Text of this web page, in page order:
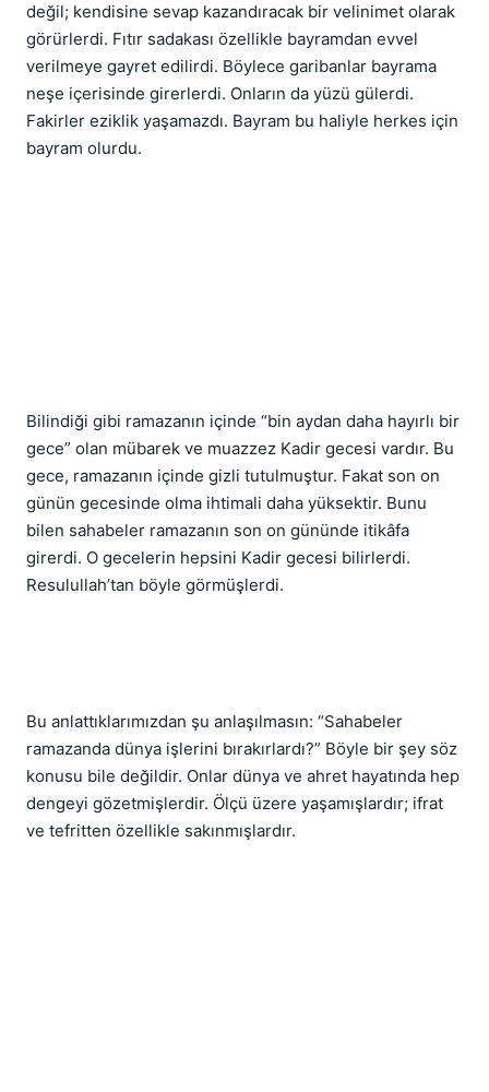
değil; kendisine sevap kazandıracak bir velinimet olarak
görürlerdi. Fıtır sadakası özellikle bayramdan evvel
verilmeye gayret edilirdi. Böylece garibanlar bayrama
neşe içerisinde girerlerdi. Onların da yüzü gülerdi.
Fakirler eziklik yaşamazdı. Bayram bu haliyle herkes için
bayram olurdu.
Bilindiği gibi ramazanın içinde “bin aydan daha hayırlı bir
gece” olan mübarek ve muazzez Kadir gecesi vardır. Bu
gece, ramazanın içinde gizli tutulmuştur. Fakat son on
günün gecesinde olma ihtimali daha yüksektir. Bunu
bilen sahabeler ramazanın son on gününde itikâfa
girerdi. O gecelerin hepsini Kadir gecesi bilirlerdi.
Resulullah’tan böyle görmüşlerdi.
Bu anlattıklarımızdan şu anlaşılmasın: “Sahabeler
ramazanda dünya işlerini bırakırlardı?” Böyle bir şey söz
konusu bile değildir. Onlar dünya ve ahret hayatında hep
dengeyi gözetmişlerdir. Ölçü üzere yaşamışlardır; ifrat
ve tefritten özellikle sakınmışlardır.